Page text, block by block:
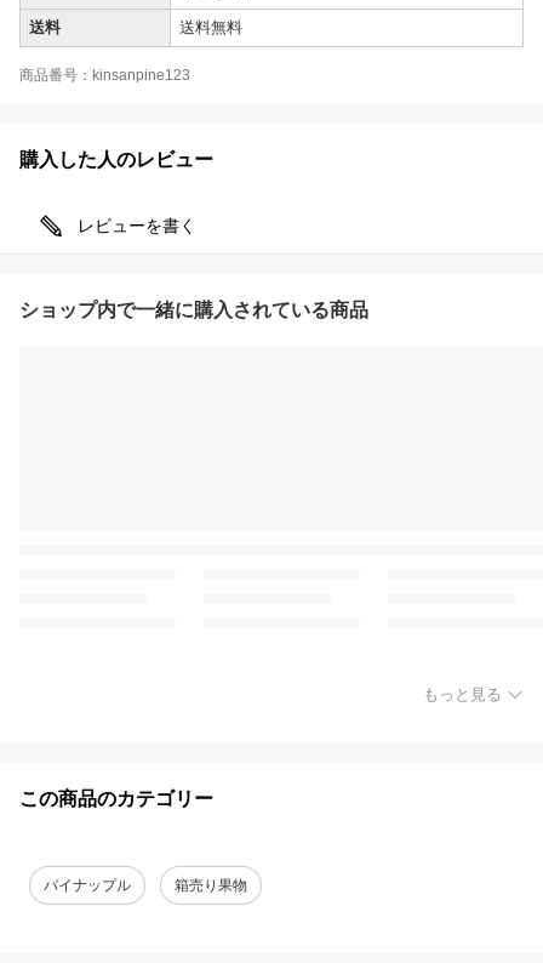
送料 送料無料
商品番号：kinsanpine123
購入した人のレビュー
レビューを書く
ショップ内で一緒に購入されている商品
もっと見る
この商品のカテゴリー
パイナップル 箱売り果物